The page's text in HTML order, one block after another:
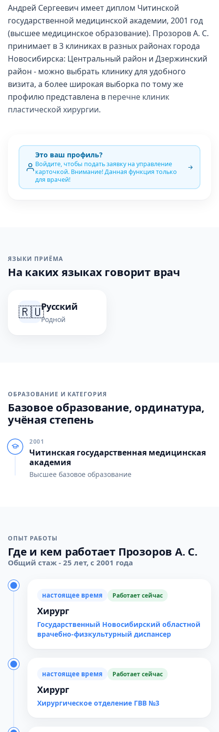
Андрей Сергеевич имеет диплом Читинской
государственной медицинской академии, 2001 год
(высшее медицинское образование). Прозоров А. С.
принимает в 3 клиниках в разных районах города
Новосибирска: Центральный район и Дзержинский
район - можно выбрать клинику для удобного
визита, а более широкая выборка по тому же
профилю представлена в перечне клиник
пластической хирургии.
Это ваш профиль?
Войдите, чтобы подать заявку на управление
карточкой. Внимание! Данная функция только
для врачей!
ЯЗЫКИ ПРИЁМА
На каких языках говорит врач
🇷🇺Русский
Родной
ОБРАЗОВАНИЕ И КАТЕГОРИЯ
Базовое образование, ординатура,
учёная степень
2001
Читинская государственная медицинская
академия
Высшее базовое образование
ОПЫТ РАБОТЫ
Где и кем работает Прозоров А. С.
Общий стаж - 25 лет, с 2001 года
настоящее время Работает сейчас
Хирург
Государственный Новосибирский областной
врачебно-физкультурный диспансер
настоящее время Работает сейчас
Хирург
Хирургическое отделение ГВВ №3